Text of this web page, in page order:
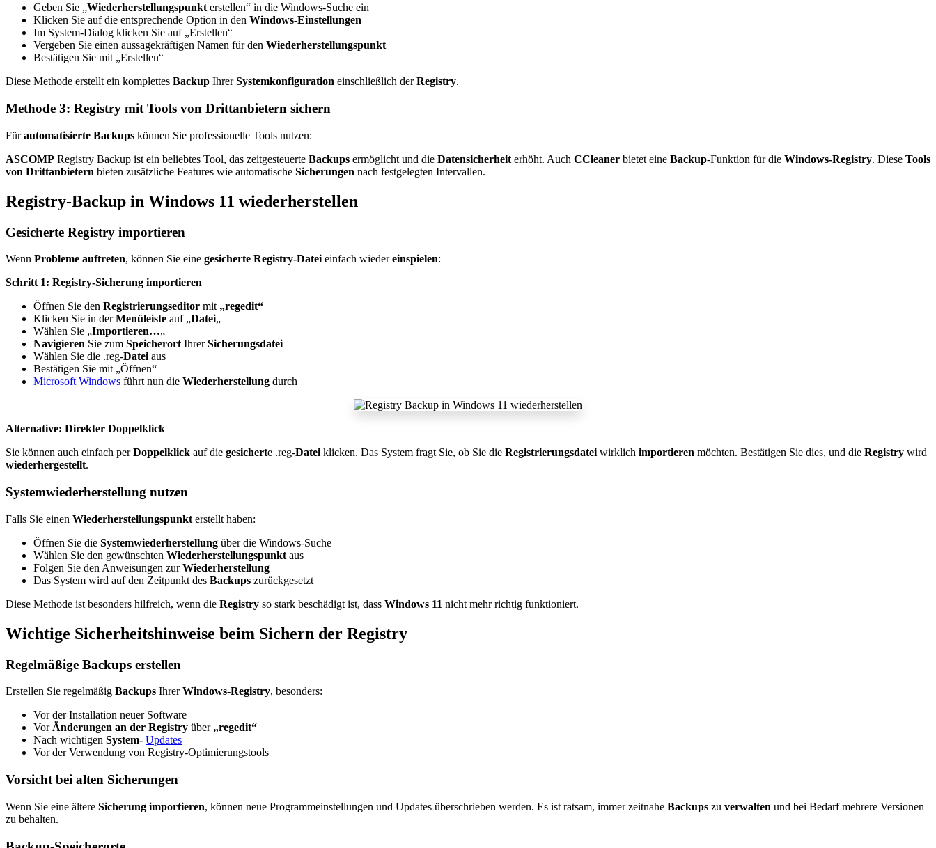
Geben Sie „Wiederherstellungspunkterstellen“ in die Windows-Suche ein
Klicken Sie auf die entsprechende Option in den Windows-Einstellungen
Im System-Dialog klicken Sie auf „Erstellen“
Vergeben Sie einen aussagekräftigen Namen für den Wiederherstellungspunkt
Bestätigen Sie mit „Erstellen“
Diese Methode erstellt ein komplettes Backup IhrerSystemkonfiguration einschließlich derRegistry.
Methode 3: Registry mit Tools von Drittanbietern sichern
Fürautomatisierte Backups können Sie professionelle Tools nutzen:
ASCOMP Registry Backup ist ein beliebtes Tool, das zeitgesteuerte Backups ermöglicht und die Datensicherheit erhöht. Auch CCleaner bietet eine Backup-Funktion für die Windows-Registry. Diese Tools
von Drittanbietern bieten zusätzliche Features wie automatische Sicherungen nach festgelegten Intervallen.
Registry-Backup in Windows 11 wiederherstellen
Gesicherte Registry importieren
Wenn Probleme auftreten, können Sie eine gesicherte Registry-Dateieinfach wiedereinspielen:
Schritt 1: Registry-Sicherung importieren
Öffnen Sie den Registrierungseditor mit „regedit“
Klicken Sie in derMenüleiste auf „Datei„
Wählen Sie „Importieren…„
Navigieren Sie zum SpeicherortIhrerSicherungsdatei
Wählen Sie die .reg-Dateiaus
Bestätigen Sie mit „Öffnen“
Microsoft Windows führt nun die Wiederherstellung durch
Alternative: Direkter Doppelklick
Sie können auch einfach perDoppelklick auf die gesicherte .reg-Dateiklicken. Das System fragt Sie, ob Sie die Registrierungsdateiwirklich importieren möchten. Bestätigen Sie dies, und die Registry wird
wiederhergestellt.
Systemwiederherstellung nutzen
Falls Sie einen Wiederherstellungspunkt erstellt haben:
Öffnen Sie die Systemwiederherstellung über die Windows-Suche
Wählen Sie den gewünschten Wiederherstellungspunkt aus
Folgen Sie den Anweisungen zurWiederherstellung
Das System wird auf den Zeitpunkt des Backups zurückgesetzt
Diese Methode ist besonders hilfreich, wenn die Registry so stark beschädigt ist, dass Windows 11 nicht mehr richtig funktioniert.
Wichtige Sicherheitshinweise beim Sichern der Registry
Regelmäßige Backups erstellen
Erstellen Sie regelmäßig Backups IhrerWindows-Registry, besonders:
Vor der Installation neuer Software
VorÄnderungen an der Registry über „regedit“
Nach wichtigen System- Updates
Vor der Verwendung von Registry-Optimierungstools
Vorsicht bei alten Sicherungen
Wenn Sie eine ältere Sicherung importieren, können neue Programmeinstellungen und Updates überschrieben werden. Es ist ratsam, immer zeitnahe Backups zu verwalten und bei Bedarf mehrere Versionen
zu behalten.